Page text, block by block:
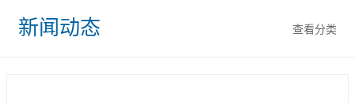
查看分类
新闻动态